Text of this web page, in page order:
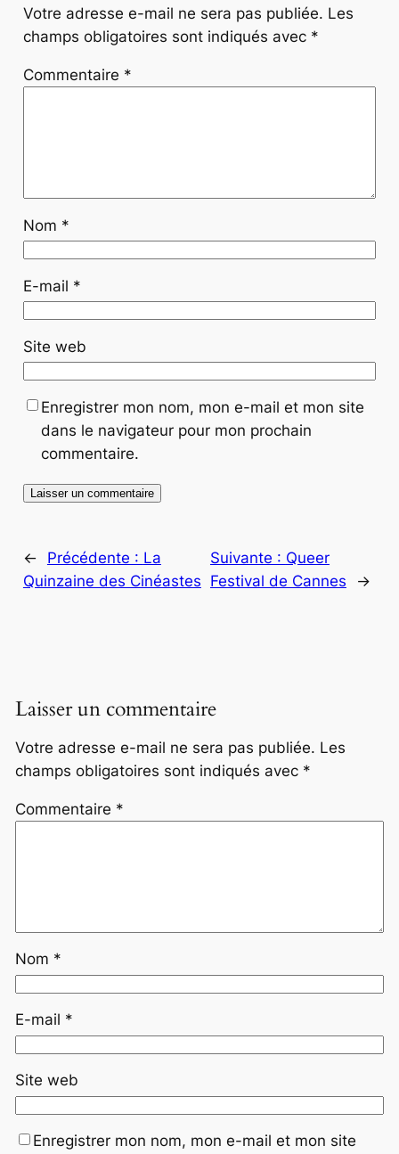
Votre adresse e-mail ne sera pas publiée. Les
champs obligatoires sont indiqués avec *
Commentaire *
Nom *
E-mail *
Site web
Enregistrer mon nom, mon e-mail et mon site
dans le navigateur pour mon prochain
commentaire.
← Précédente : La
Quinzaine des Cinéastes
Suivante : Queer
Festival de Cannes
→
Laisser un commentaire
Votre adresse e-mail ne sera pas publiée. Les
champs obligatoires sont indiqués avec *
Commentaire *
Nom *
E-mail *
Site web
Enregistrer mon nom, mon e-mail et mon site